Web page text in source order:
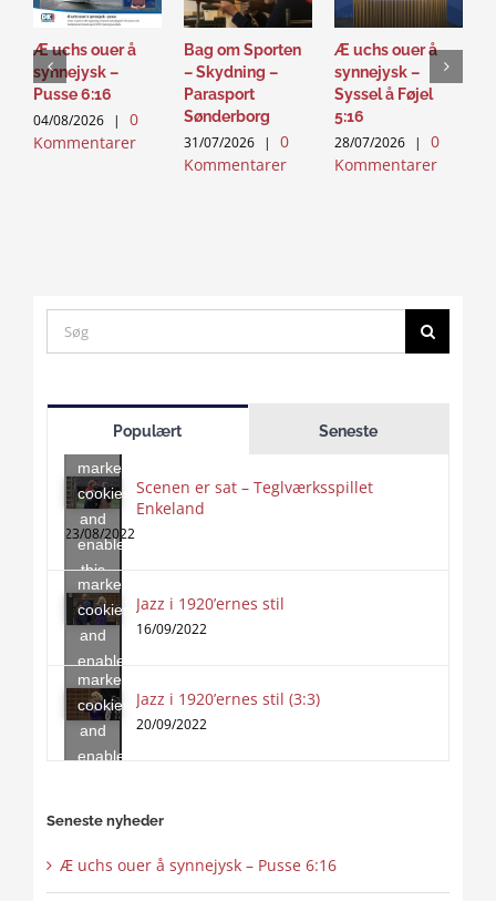
Æ uchs ouer å
synnejysk –
Pusse 6:16
04/08/2026 |
0
Kommentarer
Bag om Sporten
– Skydning –
Parasport
Sønderborg
31/07/2026 |
0
Kommentarer
Æ uchs ouer å
synnejysk –
Syssel å Føjel
5:16
28/07/2026 |
0
Kommentarer
Search
for:
Populært Seneste
accept
marketing
cookies
and
enable
this
content
Scenen er sat – Teglværksspillet
Enkeland
23/08/2022
Click
to
marketing
cookies
and
enable
this
content
Jazz i 1920’ernes stil
16/09/2022
Click
to
accept
marketing
cookies
and
enable
Jazz i 1920’ernes stil (3:3)
20/09/2022
Seneste nyheder
Æ uchs ouer å synnejysk – Pusse 6:16